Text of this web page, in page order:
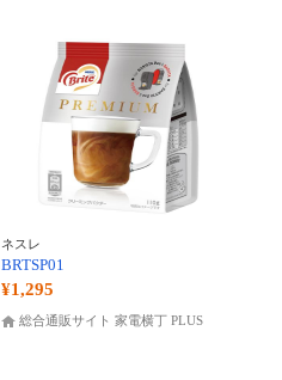
ネスレ
BRTSP01
¥1,295
総合通販サイト 家電横丁 PLUS